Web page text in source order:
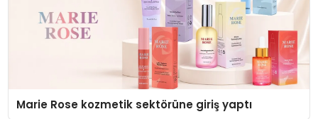
Marie Rose kozmetik sektörüne giriş yaptı